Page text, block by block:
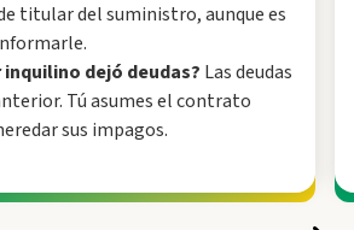
titular del suministro, aunque es
inquilino dejó deudas? Las deudas
Tú asumes el contrato
sus impagos.